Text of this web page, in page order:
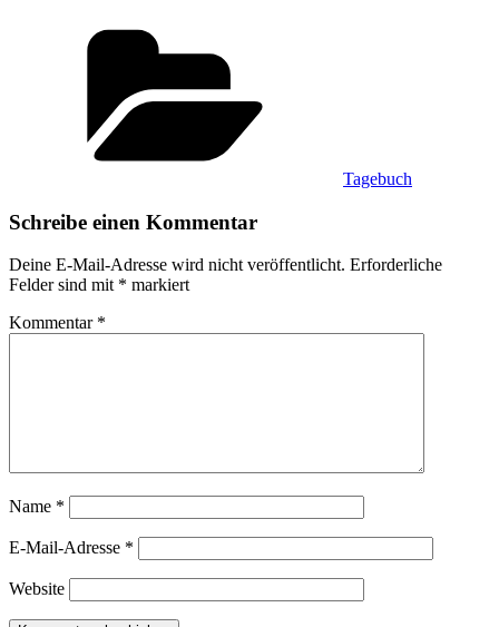
Tagebuch
Schreibe einen Kommentar
Deine E-Mail-Adresse wird nicht veröffentlicht. Erforderliche
Felder sind mit * markiert
Kommentar *
Name *
E-Mail-Adresse *
Website